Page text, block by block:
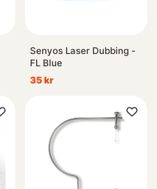
Senyos Laser Dubbing -
FL Blue
35 kr